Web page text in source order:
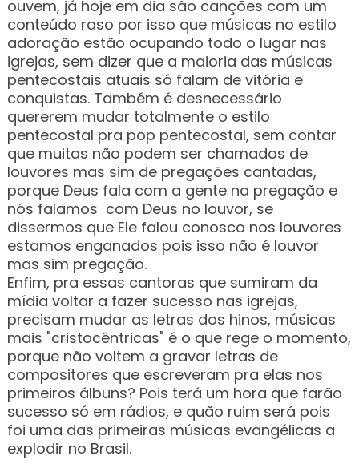
ouvem, já hoje em dia são canções com um
conteúdo raso por isso que músicas no estilo
adoração estão ocupando todo o lugar nas
igrejas, sem dizer que a maioria das músicas
pentecostais atuais só falam de vitória e
conquistas. Também é desnecessário
quererem mudar totalmente o estilo
pentecostal pra pop pentecostal, sem contar
que muitas não podem ser chamados de
louvores mas sim de pregações cantadas,
porque Deus fala com a gente na pregação e
nós falamos com Deus no louvor, se
dissermos que Ele falou conosco nos louvores
estamos enganados pois isso não é louvor
mas sim pregação.
Enfim, pra essas cantoras que sumiram da
mídia voltar a fazer sucesso nas igrejas,
precisam mudar as letras dos hinos, músicas
mais "cristocêntricas" é o que rege o momento,
porque não voltem a gravar letras de
compositores que escreveram pra elas nos
primeiros álbuns? Pois terá um hora que farão
sucesso só em rádios, e quão ruim será pois
foi uma das primeiras músicas evangélicas a
explodir no Brasil.